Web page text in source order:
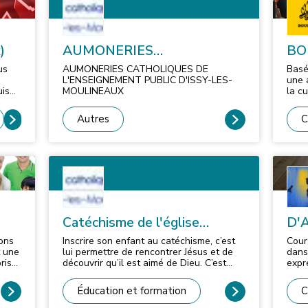
AUMONERIES
CATHOLIQUES DE
L'ENSEIGNEMENT PUBLIC
D'ISSY-LES-MOULINEAUX
AUMONERIES CATHOLIQUES DE
L'ENSEIGNEMENT PUBLIC D'ISSY-LES-
MOULINEAUX
Autres
une
la
bèlè
fait
de
plus
de
le
tous les
bèlè
Catéchisme de l'église
Catholique
Inscrire son enfant au catéchisme, c’est
lui permettre de rencontrer Jésus et de
découvrir qu’il est aimé de Dieu. C’est
réflexion sur des questions qu’il se pose
sur lui-même, sur le monde et sur Dieu.
Éducation et formation